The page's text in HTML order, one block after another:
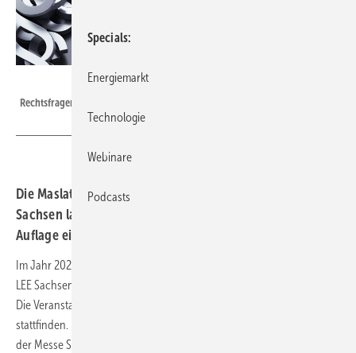
Rechtsfragen rund um die Photovoltaik gehören zu den Themen in Leipzig.
Die Maslaton Rechtsanwaltsgesellschaft und der LEE
Sachsen laden zu dem Photovoltaikforum in der 5.
Auflage ein.
Im Jahr 2025 laden die Maslaton Rechtsanwaltsgesellschaft und der
LEE Sachsen zum Leipziger Photovoltaikforum in der 5. Auflage ein.
Die Veranstaltung wird am 28.01.2025 im NH Hotel Leipzig-Messe
stattfinden. Das 5. Leipziger Photovoltaikforum findet unmittelbar vor
der Messe Solar Solutions in Leipzig statt, um Teilnehmer:innen einen
Specials
Energiemarkt
Technologie
Webinare
Podcasts